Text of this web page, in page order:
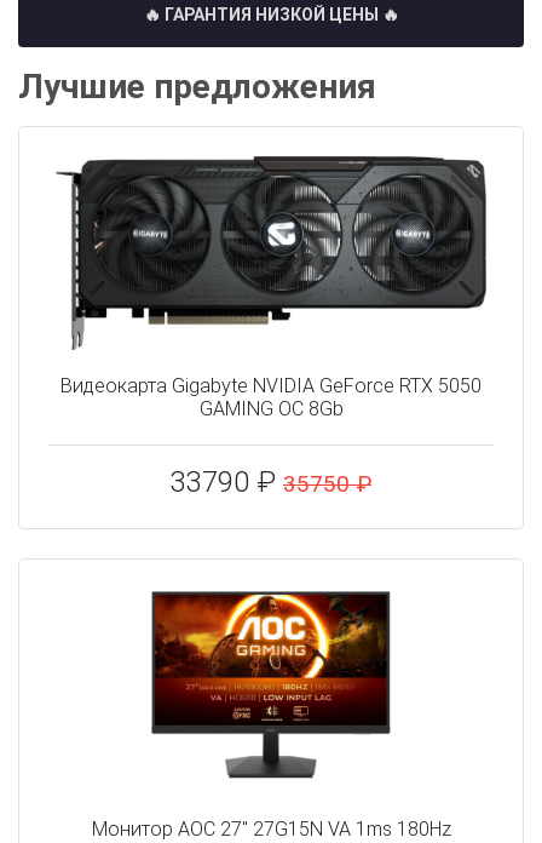
🔥 ГАРАНТИЯ НИЗКОЙ ЦЕНЫ 🔥
Лучшие предложения
Видеокарта Gigabyte NVIDIA GeForce RTX 5050
GAMING OC 8Gb
33790 ₽ 35750 ₽
Монитор AOC 27" 27G15N VA 1ms 180Hz